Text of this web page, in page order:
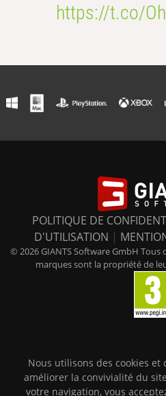
https://t.co/
POLITIQUE DE
D'UTILISATION |
© 2026 GIANTS Software GmbH
marques sont la propriété de
Nous utilisons des cookies
améliorer la convivialité du
votre navigation, vous